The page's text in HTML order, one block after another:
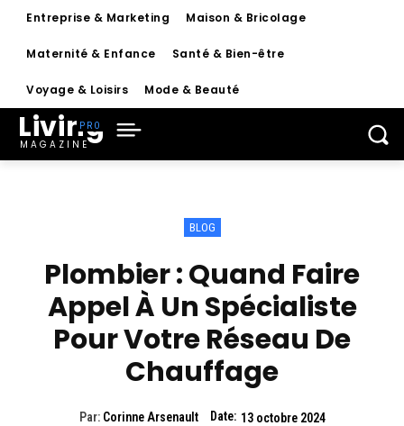
Entreprise & Marketing Maison & Bricolage
Maternité & Enfance Santé & Bien-être
Voyage & Loisirs Mode & Beauté
Living
MAGAZINE
BLOG
Plombier : Quand Faire
Appel À Un Spécialiste
Pour Votre Réseau De
Chauffage
Par: Corinne Arsenault Date: 13 octobre 2024